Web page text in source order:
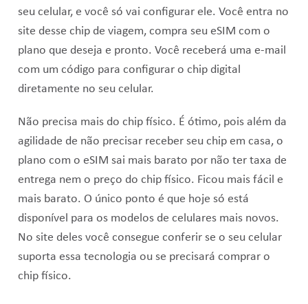
seu celular, e você só vai configurar ele. Você entra no
site desse chip de viagem, compra seu eSIM com o
plano que deseja e pronto. Você receberá uma e-mail
com um código para configurar o chip digital
diretamente no seu celular.
Não precisa mais do chip físico. É ótimo, pois além da
agilidade de não precisar receber seu chip em casa, o
plano com o eSIM sai mais barato por não ter taxa de
entrega nem o preço do chip físico. Ficou mais fácil e
mais barato. O único ponto é que hoje só está
disponível para os modelos de celulares mais novos.
No site deles você consegue conferir se o seu celular
suporta essa tecnologia ou se precisará comprar o
chip físico.